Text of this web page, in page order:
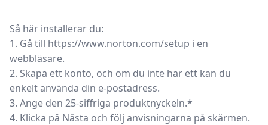
Så här installerar du:
1. Gå till https://www.norton.com/setup i en
webbläsare.
2. Skapa ett konto, och om du inte har ett kan du
enkelt använda din e-postadress.
3. Ange den 25-siffriga produktnyckeln.*
4. Klicka på Nästa och följ anvisningarna på skärmen.